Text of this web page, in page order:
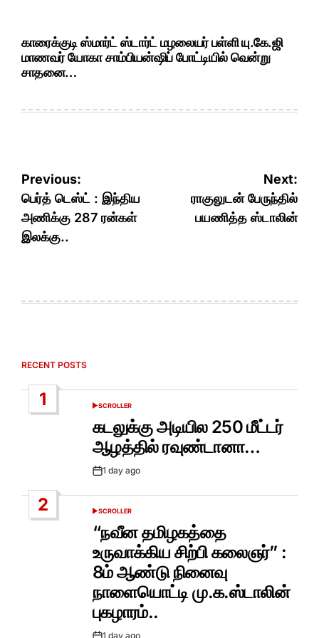
காரைக்குடி ஸ்மார்ட் ஸ்டார்ட் மழலையர் பள்ளி யு.கே.ஜி
மாணவர் யோகா சாம்பியன்ஷிப் போட்டியில் வென்று
சாதனை…
Post
navigation
Previous:
பெர்த் டெஸ்ட் : இந்திய
அணிக்கு 287 ரன்கள்
இலக்கு..
Next:
ராகுலுடன் பேருந்தில்
பயணித்த ஸ்டாலின்
RECENT POSTS
1
POSTED
SCROLLER
கடலுக்கு அடியில 250 மீட்டர்
ஆழத்தில் ரவுண்டானா…
Post1 day ago
2
POSTED
IN
SCROLLER
“நவீன தமிழகத்தை
உருவாக்கிய சிற்பி கலைஞர்” :
8ம் ஆண்டு நினைவு
நாளையொட்டி மு.க.ஸ்டாலின்
புகழாரம்..
1 day ago